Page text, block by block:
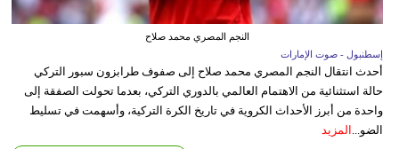
النجم المصري محمد صلاح
إسطنبول - صوت الإمارات
أحدث انتقال النجم المصري محمد صلاح إلى صفوف طرابزون سبور التركي
حالة استثنائية من الاهتمام العالمي بالدوري التركي، بعدما تحولت الصفقة إلى
واحدة من أبرز الأحداث الكروية في تاريخ الكرة التركية، وأسهمت في تسليط
الضو... المزيد